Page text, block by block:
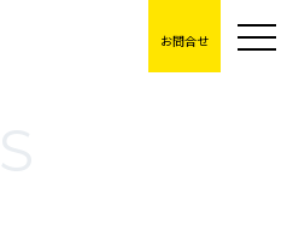
お問合せ